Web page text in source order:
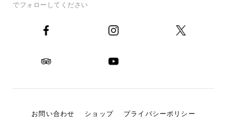
でフォローしてください
お問い合わせ ショップ プライバシーポリシー